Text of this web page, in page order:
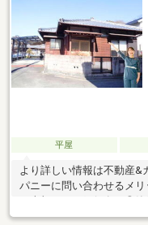
平屋
より詳しい情報は不動産&
パニーに問い合わせるメ
追加工事の提案と価格に